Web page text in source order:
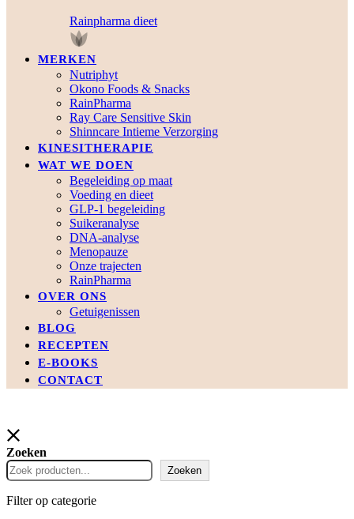
Rainpharma dieet
MERKEN
Nutriphyt
Okono Foods & Snacks
RainPharma
Ray Care Sensitive Skin
Shinncare Intieme Verzorging
KINESITHERAPIE
WAT WE DOEN
Begeleiding op maat
Voeding en dieet
GLP-1 begeleiding
Suikeranalyse
DNA-analyse
Menopauze
Onze trajecten
RainPharma
OVER ONS
Getuigenissen
BLOG
RECEPTEN
E-BOOKS
CONTACT
Zoeken
Zoeken
Filter op categorie